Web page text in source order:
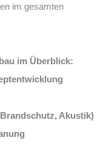
im gesamten
im Überblick:
Akustik)